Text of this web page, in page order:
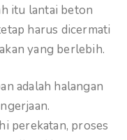
itu lantai beton
harus dicermati
yang berlebih.
adalah halangan
perekatan, proses